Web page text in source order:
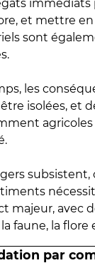
et mettre
sont
les
isolées, et
majeur, avec
faune, la flore
par